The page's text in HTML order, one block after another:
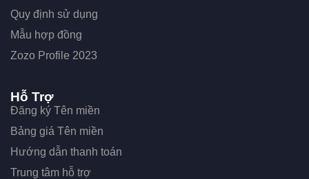
Quy định sử dụng
Mẫu hợp đồng
Zozo Profile 2023
Hỗ Trợ
Đăng ký Tên miền
Bảng giá Tên miền
Hướng dẫn thanh toán
Trung tâm hỗ trợ